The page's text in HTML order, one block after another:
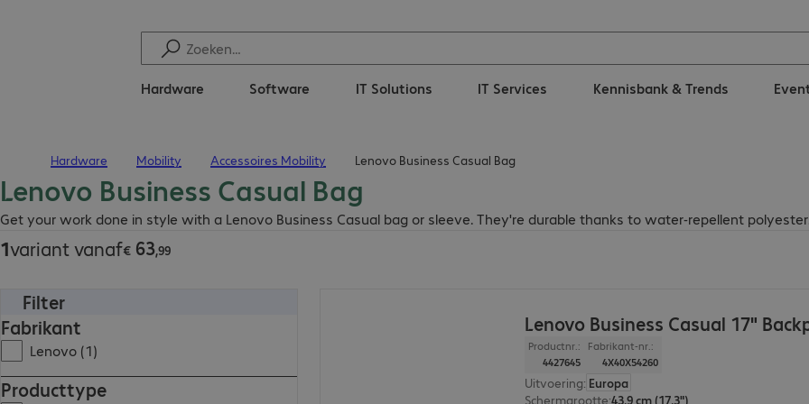
Hardware Software IT Solutions IT Services Kennisbank & Trends
Hardware Mobility Accessoires Mobility Lenovo Business Casual Bag
Lenovo Business Casual Bag
Get your work done in style with a Lenovo Business Casual bag or sleeve. They're durable thanks to water-repellent
1variant vanaf€ 63,99
€ 63,99
Filter
Fabrikant
Lenovo (1)
Producttype
Lenovo Business Casual 17"
Productnr.:
4427645
Fabrikant-nr.:
4X40X54260
Uitvoering: Europa
Schermgrootte:43,9 cm (17,3")